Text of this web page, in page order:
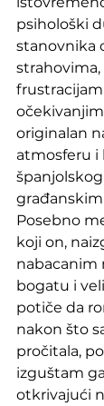
psihološki
stanovnika
originalan
atmosferu i
Posebno
koji on,
nabacanim
bogatu i
potiče da
nakon što
pročitala,
izguštam
otkrivajući